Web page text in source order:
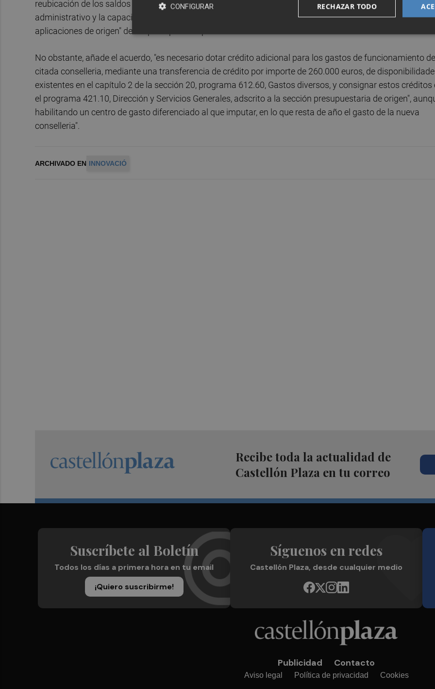
reubicación de los saldos no ejecutados a la nueva estructura
en aras al equilibrio entre el menor coste
administrativo y la capacidad de información presupuestaria, se ha optado por mantener los créditos en
aplicaciones de origen" de los presupuestos para 2019.
No obstante, añade el acuerdo, "es necesario dotar crédito adicional para los gastos de funcionamiento
citada conselleria, mediante una transferencia de crédito por importe de 260.000 euros, de
existentes en el capítulo 2 de la sección 20, programa 612.60, Gastos diversos, y consignar estos créditos
el programa 421.10, Dirección y Servicios Generales, adscrito a la sección presupuestaria de origen",
habilitando un centro de gasto diferenciado al que imputar, en lo que resta de año el gasto de la nueva
conselleria".
ARCHIVADO EN INNOVACIÓ
Recibe toda la actualidad de
Castellón Plaza en tu correo
Suscríbete al Boletín
Todos los días a primera hora en tu email
¡Quiero suscribirme!
Síguenos en redes
Castellón Plaza, desde cualquier medio
Publicidad Contacto
Aviso legal Política de privacidad Cookies
RECHAZAR TODO
CONFIGURAR